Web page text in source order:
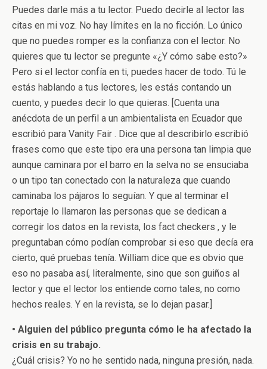
Puedes darle más a tu lector. Puedo decirle al lector las
citas en mi voz. No hay límites en la no ficción. Lo único
que no puedes romper es la confianza con el lector. No
quieres que tu lector se pregunte «¿Y cómo sabe esto?»
Pero si el lector confía en ti, puedes hacer de todo. Tú le
estás hablando a tus lectores, les estás contando un
cuento, y puedes decir lo que quieras. [Cuenta una
anécdota de un perfil a un ambientalista en Ecuador que
escribió para Vanity Fair . Dice que al describirlo escribió
frases como que este tipo era una persona tan limpia que
aunque caminara por el barro en la selva no se ensuciaba
o un tipo tan conectado con la naturaleza que cuando
caminaba los pájaros lo seguían. Y que al terminar el
reportaje lo llamaron las personas que se dedican a
corregir los datos en la revista, los fact checkers , y le
preguntaban cómo podían comprobar si eso que decía era
cierto, qué pruebas tenía. William dice que es obvio que
eso no pasaba así, literalmente, sino que son guiños al
lector y que el lector los entiende como tales, no como
hechos reales. Y en la revista, se lo dejan pasar.]
• Alguien del público pregunta cómo le ha afectado la
crisis en su trabajo.
¿Cuál crisis? Yo no he sentido nada, ninguna presión, nada.